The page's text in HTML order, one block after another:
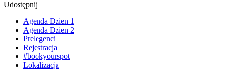
Udostępnij
Agenda Dzien 1
Agenda Dzien 2
Prelegenci
Rejestracja
#bookyourspot
Lokalizacja